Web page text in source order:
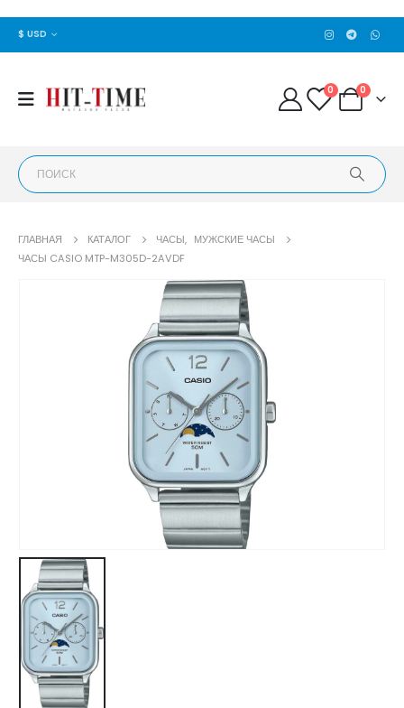
$ USD
0 0
ГЛАВНАЯ КАТАЛОГ ЧАСЫ, МУЖСКИЕ ЧАСЫ
ЧАСЫ CASIO MTP-M305D-2AVDF